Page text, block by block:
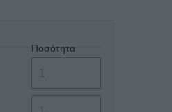
Ποσότητα